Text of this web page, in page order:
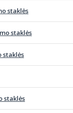
staklės
staklės
staklės
staklės